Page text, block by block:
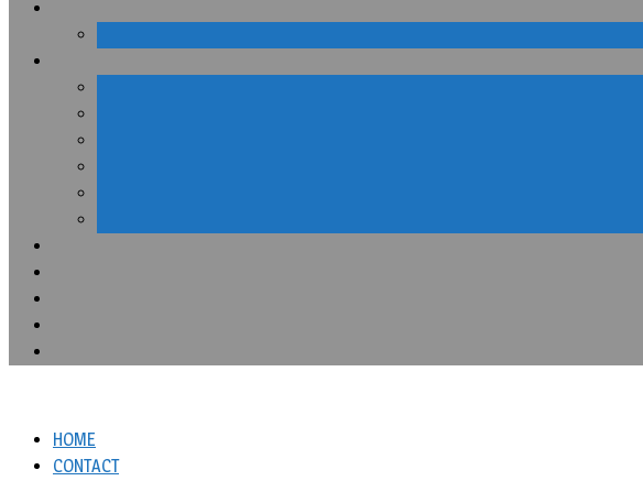
HOME
CONTACT